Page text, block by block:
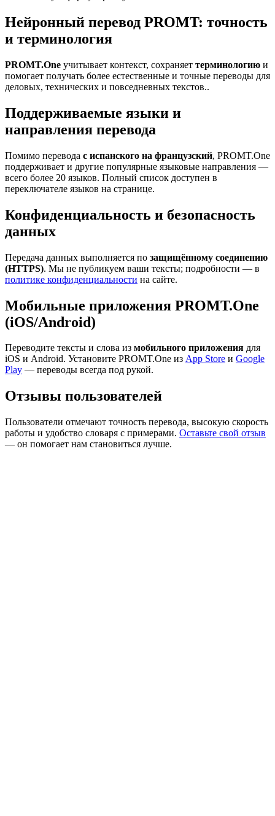
Нейронный перевод PROMT: точность
и терминология
PROMT.One учитывает контекст, сохраняет терминологию и
помогает получать более естественные и точные переводы для
деловых, технических и повседневных текстов..
Поддерживаемые языки и
направления перевода
Помимо перевода с испанского на французский, PROMT.One
поддерживает и другие популярные языковые направления —
всего более 20 языков. Полный список доступен в
переключателе языков на странице.
Конфиденциальность и безопасность
данных
Передача данных выполняется по защищённому соединению
(HTTPS). Мы не публикуем ваши тексты; подробности — в
политике конфиденциальности на сайте.
Мобильные приложения PROMT.One
(iOS/Android)
Переводите тексты и слова из мобильного приложения для
iOS и Android. Установите PROMT.One из App Store и Google
Play — переводы всегда под рукой.
Отзывы пользователей
Пользователи отмечают точность перевода, высокую скорость
работы и удобство словаря с примерами. Оставьте свой отзыв
— он помогает нам становиться лучше.